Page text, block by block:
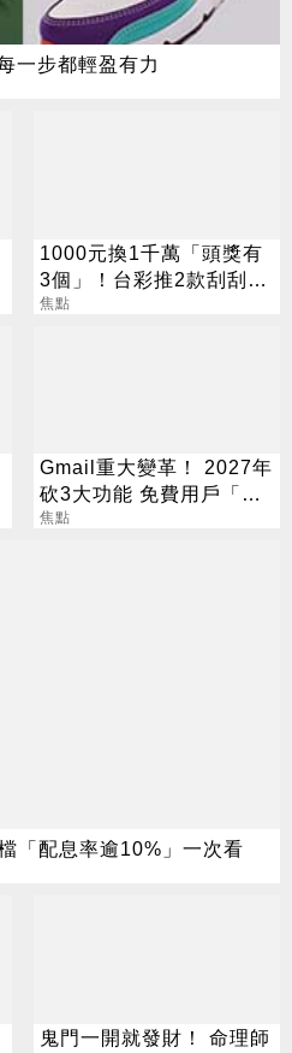
一步都輕盈有力
1000元換1千萬「頭獎有
3個」！台彩推2款刮刮樂
總獎金逾33億
焦點
Gmail重大變革！ 2027年
砍3大功能 免費用戶「這
好康」不能用了
焦點
「配息率逾10%」一次看
鬼門一開就發財！ 命理師